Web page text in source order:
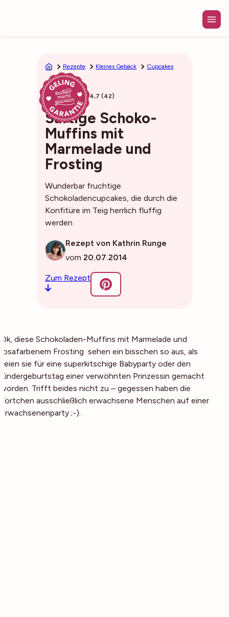
Rezepte Kleines Gebäck Cupcakes
40min 4,7 (42)
Saftige Schoko-
Muffins mit
Marmelade und
Frosting
Wunderbar fruchtige
Schokoladencupcakes, die durch die
Konfitüre im Teig herrlich fluffig
werden
Rezept von Kathrin Runge
vom 20.07.2014
Zum Rezept
Ok, diese Schokoladen-Muffins mit Marmelade und
rosafarbenem Frosting sehen ein bisschen so aus, als
seien sie für eine superkitschige Babyparty oder den
Kindergeburtstag einer verwöhnten Prinzessin gemacht
worden. Trifft beides nicht zu – gegessen haben die
Törtchen ausschließlich erwachsene Menschen auf einer
Erwachsenenparty ;-).